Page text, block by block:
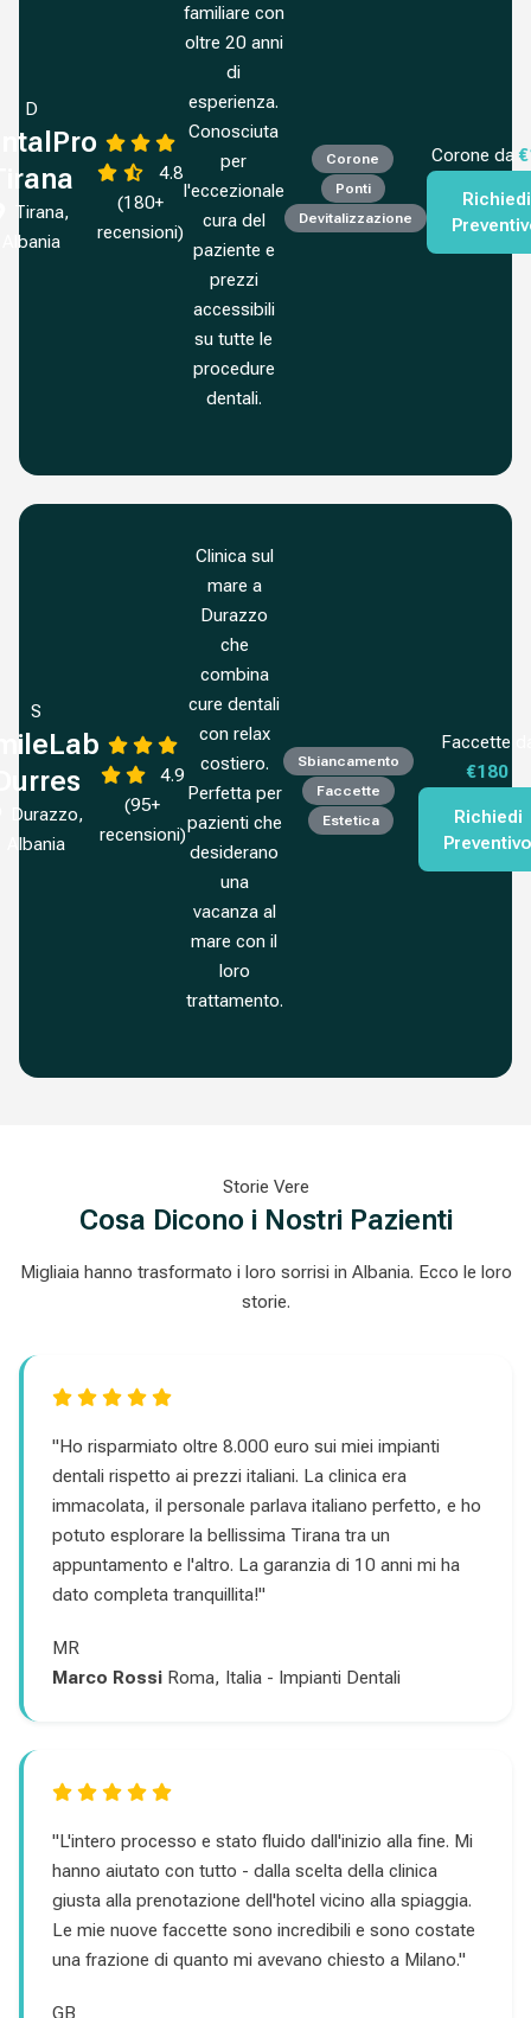
D
Tirana,
Albania
4.8
(180+
recensioni)
familiare con
oltre 20 anni
di
esperienza.
Conosciuta
per
l'eccezionale
cura del
paziente e
prezzi
accessibili
su tutte le
procedure
dentali.
Corone
Ponti
Devitalizzazione
Corone da
Richiedi
S
Durazzo,
Albania
4.9
(95+
recensioni)
Clinica sul
mare a
Durazzo
che
combina
cure dentali
con relax
costiero.
Perfetta per
pazienti che
desiderano
una
vacanza al
mare con il
loro
trattamento.
Sbiancamento
Faccette
Estetica
Faccette
€180
Richiedi
Preventivo
Storie Vere
Cosa Dicono i Nostri Pazienti
Migliaia hanno trasformato i loro sorrisi in Albania. Ecco le loro
storie.
"Ho risparmiato oltre 8.000 euro sui miei impianti
dentali rispetto ai prezzi italiani. La clinica era
immacolata, il personale parlava italiano perfetto, e ho
potuto esplorare la bellissima Tirana tra un
appuntamento e l'altro. La garanzia di 10 anni mi ha
dato completa tranquillita!"
MR
Marco Rossi Roma, Italia - Impianti Dentali
"L'intero processo e stato fluido dall'inizio alla fine. Mi
hanno aiutato con tutto - dalla scelta della clinica
giusta alla prenotazione dell'hotel vicino alla spiaggia.
Le mie nuove faccette sono incredibili e sono costate
una frazione di quanto mi avevano chiesto a Milano."
GB